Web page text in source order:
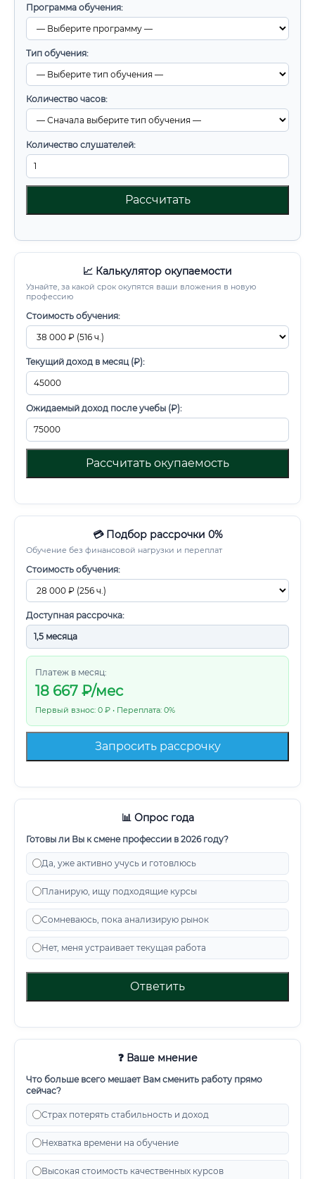
Программа обучения:
Тип обучения:
Количество часов:
Количество слушателей:
Рассчитать
📈 Калькулятор окупаемости
Узнайте, за какой срок окупятся ваши вложения в новую
профессию
Стоимость обучения:
Текущий доход в месяц (₽):
Ожидаемый доход после учебы (₽):
Рассчитать окупаемость
💳 Подбор рассрочки 0%
Обучение без финансовой нагрузки и переплат
Стоимость обучения:
Доступная рассрочка:
Платеж в месяц:
18 667 ₽/мес
Первый взнос: 0 ₽ • Переплата: 0%
Запросить рассрочку
📊 Опрос года
Готовы ли Вы к смене профессии в 2026 году?
Да, уже активно учусь и готовлюсь
Планирую, ищу подходящие курсы
Сомневаюсь, пока анализирую рынок
Нет, меня устраивает текущая работа
Ответить
❓ Ваше мнение
Что больше всего мешает Вам сменить работу прямо
сейчас?
Страх потерять стабильность и доход
Нехватка времени на обучение
Высокая стоимость качественных курсов